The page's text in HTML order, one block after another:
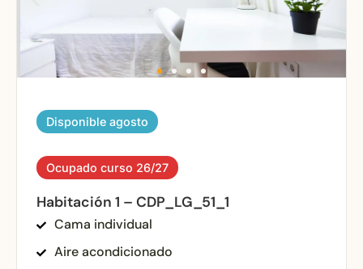
Disponible agosto
Ocupado curso 26/27
Habitación 1 – CDP_LG_51_1
Cama individual
Aire acondicionado